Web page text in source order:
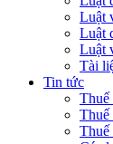
Luật
Luật
Luật
Tài
Tin tức